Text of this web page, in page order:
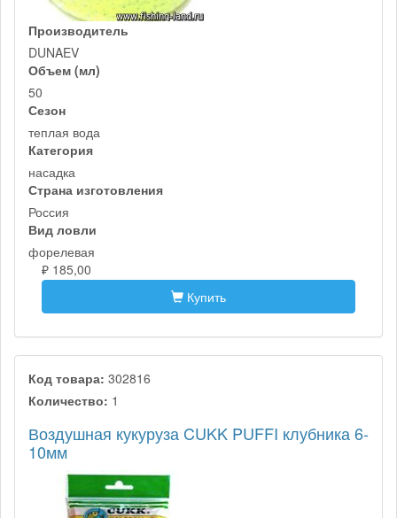
Производитель
DUNAEV
Объем (мл)
50
Сезон
теплая вода
Категория
насадка
Страна изготовления
Россия
Вид ловли
форелевая
₽ 185,00
Купить
Код товара: 302816
Количество: 1
Воздушная кукуруза CUKK PUFFI клубника 6-
10мм